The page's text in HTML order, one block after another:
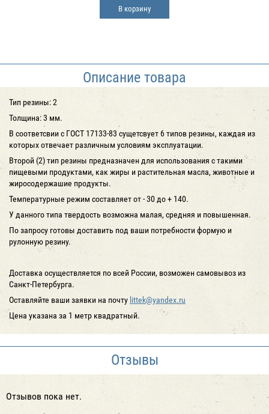
В корзину
Описание товара
Тип резины: 2
Толщина: 3 мм.
В соответсвии с ГОСТ 17133-83 сущетсвует 6 типов резины, каждая из
которых отвечает различным условиям эксплуатации.
Второй (2) тип резины предназначен для использования с такими
пищевыми продуктами, как жиры и растительная масла, животные и
жиросодержашие продукты.
Температурные режим составляет от - 30 до + 140.
У данного типа твердость возможна малая, средняя и повышенная.
По запросу готовы доставить под ваши потребности формую и
рулонную резину.
Доставка осуществляется по всей России, возможен самовывоз из
Санкт-Петербурга.
Оставляйте ваши заявки на почту littek@yandex.ru
Цена указана за 1 метр квадратный.
Отзывы
Отзывов пока нет.